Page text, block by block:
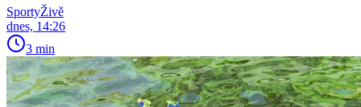
SportyŽivě
dnes, 14:26
3 min